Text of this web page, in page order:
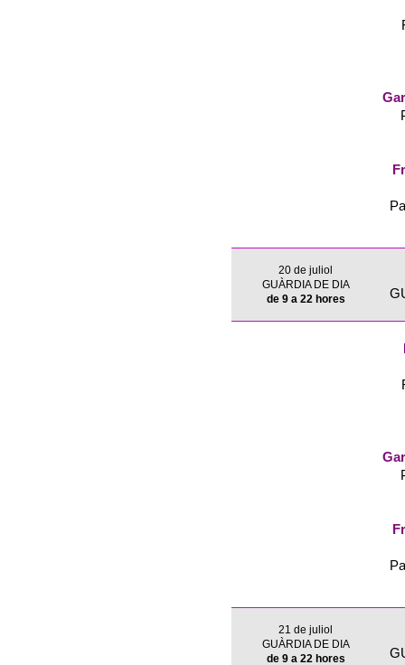
20 de juliol
GUÀRDIA DE DIA
de 9 a 22 hores
21 de juliol
GUÀRDIA DE DIA
de 9 a 22 hores